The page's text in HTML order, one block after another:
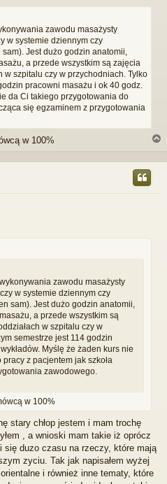
zawodu masażysty
w systemie dziennym czy
Jest dużo godzin anatomii,
a przede wszystkim są zajęcia
w szpitalu czy w przychodniach. Tylko
pracowni masażu i ok 40 godz.
da Ci takiego przygotowania do
się egzaminem z przygotowania
w 100%
g
zawodu masażysty
w systemie dziennym czy
sam). Jest dużo godzin anatomii,
a przede wszystkim są
w szpitalu czy w
semestrze jest 114 godzin
Myślę że żaden kurs nie
z pacjentem jak szkoła
zawodowego.
w 100%
stary chłop jestem i mam trochę
, a wnioski mam takie iż oprócz
się duzo czasu na rzeczy, które mają
zyciu. Tak jak napisałem wyżej
i również inne tematy, które